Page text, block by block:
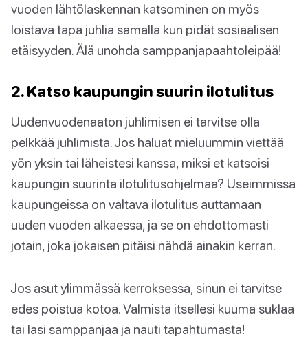
vuoden lähtölaskennan katsominen on myös
loistava tapa juhlia samalla kun pidät sosiaalisen
etäisyyden. Älä unohda samppanjapaahtoleipää!
2. Katso kaupungin suurin ilotulitus
Uudenvuodenaaton juhlimisen ei tarvitse olla
pelkkää juhlimista. Jos haluat mieluummin viettää
yön yksin tai läheistesi kanssa, miksi et katsoisi
kaupungin suurinta ilotulitusohjelmaa? Useimmissa
kaupungeissa on valtava ilotulitus auttamaan
uuden vuoden alkaessa, ja se on ehdottomasti
jotain, joka jokaisen pitäisi nähdä ainakin kerran.
Jos asut ylimmässä kerroksessa, sinun ei tarvitse
edes poistua kotoa. Valmista itsellesi kuuma suklaa
tai lasi samppanjaa ja nauti tapahtumasta!